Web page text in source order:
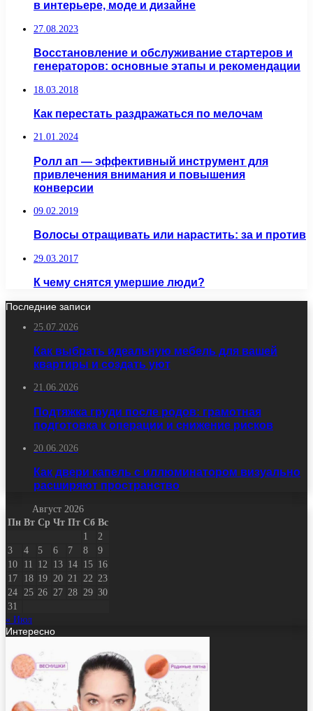
в интерьере, моде и дизайне
27.08.2023
Восстановление и обслуживание стартеров и
генераторов: основные этапы и рекомендации
18.03.2018
Как перестать раздражаться по мелочам
21.01.2024
Ролл ап — эффективный инструмент для
привлечения внимания и повышения
конверсии
09.02.2019
Волосы отращивать или нарастить: за и против
29.03.2017
К чему снятся умершие люди?
Последние записи
25.07.2026
Как выбрать идеальную мебель для вашей
квартиры и создать уют
21.06.2026
Подтяжка груди после родов: грамотная
подготовка к операции и снижение рисков
20.06.2026
Как двери капель с иллюминатором визуально
расширяют пространство
Август 2026
Пн Вт Ср Чт Пт Сб Вс
1
2
3
4 5 6 7 8
9
10
11 12 13 14 15 16
17
18 19 20 21 22 23
24
25 26 27 28 29 30
31
« Июл
Интересно